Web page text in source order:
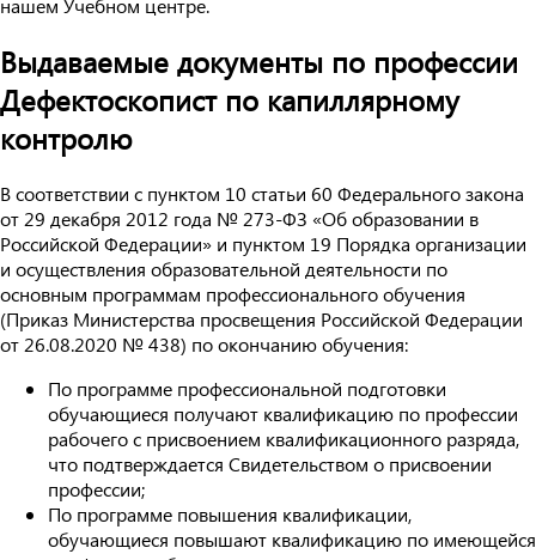
Выдаваемые документы по профессии
Дефектоскопист по капиллярному
контролю
В соответствии с пунктом 10 статьи 60 Федерального закона
от 29 декабря 2012 года № 273-ФЗ «Об образовании в
Российской Федерации» и пунктом 19 Порядка организации
и осуществления образовательной деятельности по
основным программам профессионального обучения
(Приказ Министерства просвещения Российской Федерации
от 26.08.2020 № 438) по окончанию обучения:
По программе профессиональной подготовки
обучающиеся получают квалификацию по профессии
рабочего с присвоением квалификационного разряда,
что подтверждается Свидетельством о присвоении
профессии;
По программе повышения квалификации,
обучающиеся повышают квалификацию по имеющейся